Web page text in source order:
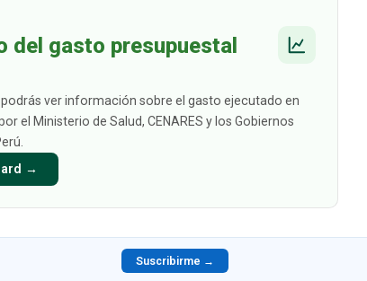
del gasto presupuestal
podrás ver información sobre el gasto ejecutado en
el Ministerio de Salud, CENARES y los Gobiernos
→
Suscribirme →